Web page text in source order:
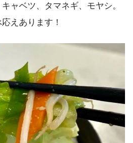
ャベツ、タマネギ、モヤシ。
えあります！